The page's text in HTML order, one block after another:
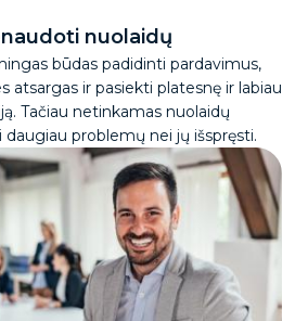
nuolaidų
būdas padidinti pardavimus,
atsargas ir pasiekti platesnę ir labiau
Tačiau netinkamas nuolaidų
problemų nei jų išspręsti.